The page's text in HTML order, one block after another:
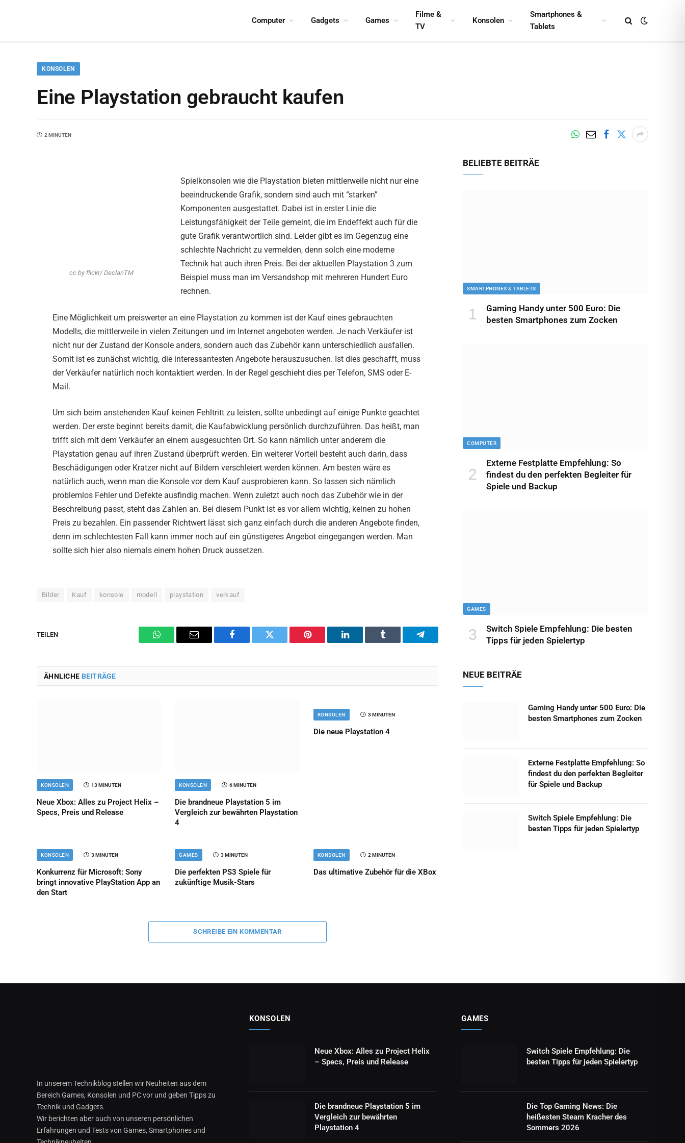
Computer Gadgets Games
Filme &
TV
Konsolen
Smartphones &
Tablets
KONSOLEN
Eine Playstation gebraucht kaufen
2 MINUTEN
cc by flickr/ DeclanTM
Spielkonsolen wie die Playstation bieten mittlerweile nicht nur eine
beeindruckende Grafik, sondern sind auch mit “starken”
Komponenten ausgestattet. Dabei ist in erster Linie die
Leistungsfähigkeit der Teile gemeint, die im Endeffekt auch für die
gute Grafik verantwortlich sind. Leider gibt es im Gegenzug eine
schlechte Nachricht zu vermelden, denn solch eine moderne
Technik hat auch ihren Preis. Bei der aktuellen Playstation 3 zum
Beispiel muss man im Versandshop mit mehreren Hundert Euro
rechnen.
Eine Möglichkeit um preiswerter an eine Playstation zu kommen ist der Kauf eines gebrauchten
Modells, die mittlerweile in vielen Zeitungen und im Internet angeboten werden. Je nach Verkäufer ist
nicht nur der Zustand der Konsole anders, sondern auch das Zubehör kann unterschiedlich ausfallen.
Somit ist es zunächst wichtig, die interessantesten Angebote herauszusuchen. Ist dies geschafft, muss
der Verkäufer natürlich noch kontaktiert werden. In der Regel geschieht dies per Telefon, SMS oder E-
Mail.
Um sich beim anstehenden Kauf keinen Fehltritt zu leisten, sollte unbedingt auf einige Punkte geachtet
werden. Der erste beginnt bereits damit, die Kaufabwicklung persönlich durchzuführen. Das heißt, man
trifft sich mit dem Verkäufer an einem ausgesuchten Ort. So kann nämlich unter anderem die
Playstation genau auf ihren Zustand überprüft werden. Ein weiterer Vorteil besteht auch darin, dass
Beschädigungen oder Kratzer nicht auf Bildern verschleiert werden können. Am besten wäre es
natürlich auch, wenn man die Konsole vor dem Kauf ausprobieren kann. So lassen sich nämlich
problemlos Fehler und Defekte ausfindig machen. Wenn zuletzt auch noch das Zubehör wie in der
Beschreibung passt, steht das Zahlen an. Bei diesem Punkt ist es vor allem wichtig, keinen zu hohen
Preis zu bezahlen. Ein passender Richtwert lässt sich ganz einfach durch die anderen Angebote finden,
denn im schlechtesten Fall kann immer noch auf ein günstigeres Angebot eingegangen werden. Man
sollte sich hier also niemals einem hohen Druck aussetzen.
Bilder Kauf konsole modell playstation verkauf
TEILEN
WhatsAppEmail Facebook Twitter Pinterest LinkedIn Tumblr Telegram
ÄHNLICHE BEITRÄGE
KONSOLEN 13 MINUTEN
Neue Xbox: Alles zu Project Helix –
Specs, Preis und Release
KONSOLEN 6 MINUTEN
Die brandneue Playstation 5 im
Vergleich zur bewährten Playstation
4
KONSOLEN 3 MINUTEN
Die neue Playstation 4
KONSOLEN 3 MINUTEN
Konkurrenz für Microsoft: Sony
bringt innovative PlayStation App an
den Start
GAMES 3 MINUTEN
Die perfekten PS3 Spiele für
zukünftige Musik-Stars
KONSOLEN 2 MINUTEN
Das ultimative Zubehör für die XBox
SCHREIBE EIN KOMMENTAR
BELIEBTE BEITRÄE
SMARTPHONES & TABLETS
Gaming Handy unter 500 Euro: Die
besten Smartphones zum Zocken
COMPUTER
Externe Festplatte Empfehlung: So
findest du den perfekten Begleiter für
Spiele und Backup
GAMES
Switch Spiele Empfehlung: Die besten
Tipps für jeden Spielertyp
NEUE BEITRÄE
Gaming Handy unter 500 Euro: Die
besten Smartphones zum Zocken
Externe Festplatte Empfehlung: So
findest du den perfekten Begleiter
für Spiele und Backup
Switch Spiele Empfehlung: Die
besten Tipps für jeden Spielertyp
In unserem Technikblog stellen wir Neuheiten aus dem
Bereich Games, Konsolen und PC vor und geben Tipps zu
Technik und Gadgets.
Wir berichten aber auch von unseren persönlichen
Erfahrungen und Tests von Games, Smartphones und
KONSOLEN
Neue Xbox: Alles zu Project Helix
– Specs, Preis und Release
Die brandneue Playstation 5 im
Vergleich zur bewährten
Playstation 4
GAMES
Switch Spiele Empfehlung: Die
besten Tipps für jeden Spielertyp
Die Top Gaming News: Die
heißesten Steam Kracher des
Sommers 2026